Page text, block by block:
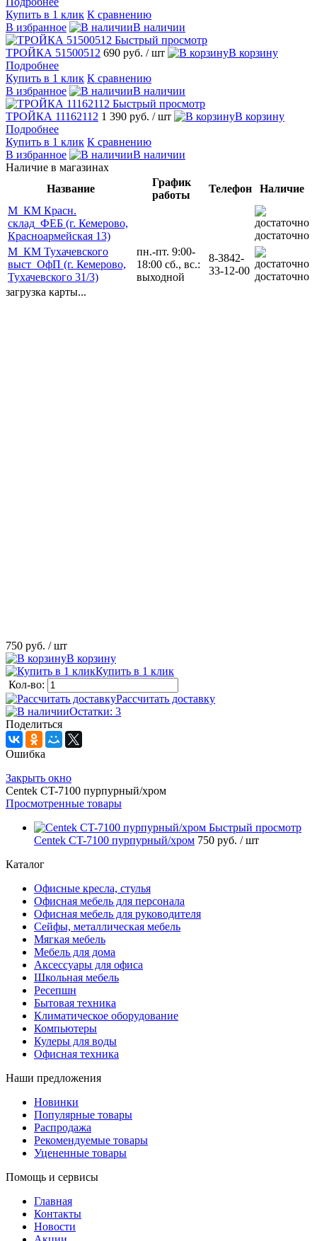
Купить в 1 клик К сравнению
В избранное
В наличии
Быстрый просмотр
ТРОЙКА 51500512 690 руб. / шт
В корзину
Подробнее
Купить в 1 клик К сравнению
В избранное
В наличии
Быстрый просмотр
ТРОЙКА 11162112 1 390 руб. / шт
В корзину
Подробнее
Купить в 1 клик К сравнению
В избранное
В наличии
Наличие в магазинах
Название
График
работы
Телефон
Наличие
М_КМ Красн.
склад_ФЕБ (г. Кемерово,
Красноармейская 13)
достаточно
М_КМ Тухачевского
выст_ОфП (г. Кемерово,
Тухачевского 31/3)
пн.-пт. 9:00-
18:00 сб., вс.:
выходной
8-3842-
33-12-00 достаточно
загрузка карты...
750 руб. / шт
В корзину
Купить в 1 клик
Кол-во:
Рассчитать доставку
Остатки: 3
Поделиться
Ошибка
Закрыть окно
Centek CT-7100 пурпурный/хром
Просмотренные товары
Быстрый просмотр
Centek CT-7100 пурпурный/хром 750 руб. / шт
Каталог
Офисные кресла, стулья
Офисная мебель для персонала
Офисная мебель для руководителя
Сейфы, металлическая мебель
Мягкая мебель
Мебель для дома
Аксессуары для офиса
Школьная мебель
Ресепшн
Бытовая техника
Климатическое оборудование
Компьютеры
Кулеры для воды
Офисная техника
Наши предложения
Новинки
Популярные товары
Распродажа
Рекомендуемые товары
Уцененные товары
Помощь и сервисы
Главная
Контакты
Новости